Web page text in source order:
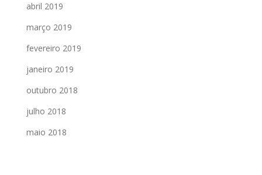
abril 2019
março 2019
fevereiro 2019
janeiro 2019
outubro 2018
julho 2018
maio 2018